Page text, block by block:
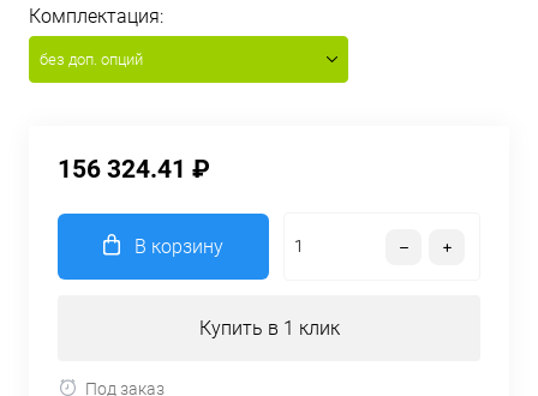
Комплектация:
без доп. опций
156 324.41 ₽
В корзину
Купить в 1 клик
Под заказ